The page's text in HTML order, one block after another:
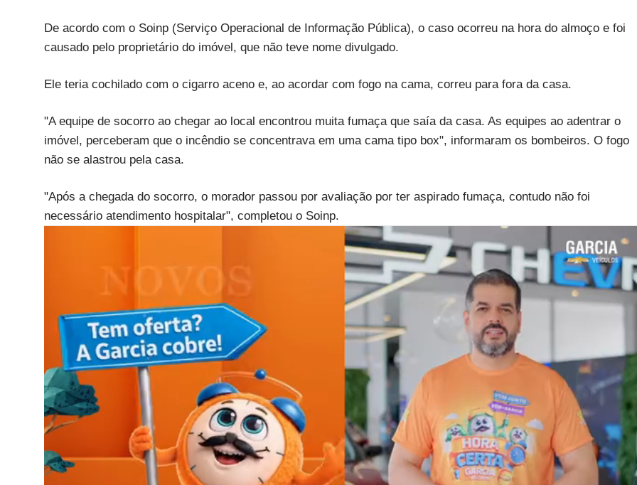
De acordo com o Soinp (Serviço Operacional de Informação Pública), o caso ocorreu na hora do almoço e foi
causado pelo proprietário do imóvel, que não teve nome divulgado.
Ele teria cochilado com o cigarro aceno e, ao acordar com fogo na cama, correu para fora da casa.
"A equipe de socorro ao chegar ao local encontrou muita fumaça que saía da casa. As equipes ao adentrar o
imóvel, perceberam que o incêndio se concentrava em uma cama tipo box", informaram os bombeiros. O fogo
não se alastrou pela casa.
"Após a chegada do socorro, o morador passou por avaliação por ter aspirado fumaça, contudo não foi
necessário atendimento hospitalar", completou o Soinp.